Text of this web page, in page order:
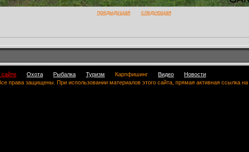
предыдущая следующая
Охота Рыбалка Туризм Карпфишинг Видео
Новости
права защищены. При использовании материалов этого сайта, прямая активная ссылка на